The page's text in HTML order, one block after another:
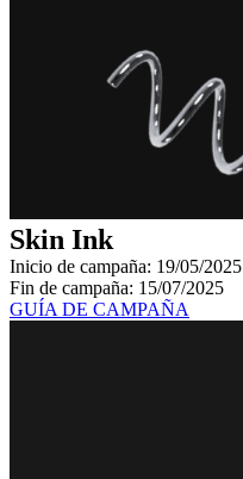
Skin Ink
Inicio de campaña: 19/05/2025
Fin de campaña: 15/07/2025
GUÍA DE CAMPAÑA